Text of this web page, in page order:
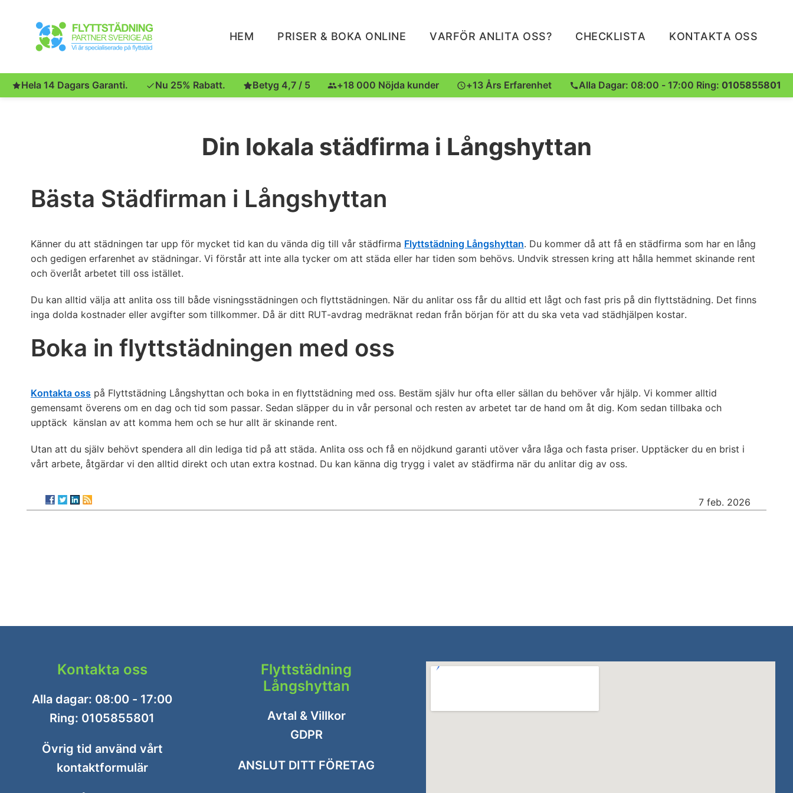
HEM PRISER & BOKA ONLINE VARFÖR ANLITA OSS? CHECKLISTA KONTAKTA OSS
Hela 14 Dagars Garanti. Nu 25% Rabatt. Betyg 4,7 / 5 +18 000 Nöjda kunder +13 Års Erfarenhet Alla Dagar: 08:00 - 17:00 Ring: 0105855801
Din lokala städfirma i Långshyttan
Bästa Städfirman i Långshyttan
Känner du att städningen tar upp för mycket tid kan du vända dig till vår städfirma Flyttstädning Långshyttan. Du kommer då att få en städfirma som har en lång
och gedigen erfarenhet av städningar. Vi förstår att inte alla tycker om att städa eller har tiden som behövs. Undvik stressen kring att hålla hemmet skinande rent
och överlåt arbetet till oss istället.
Du kan alltid välja att anlita oss till både visningsstädningen och flyttstädningen. När du anlitar oss får du alltid ett lågt och fast pris på din flyttstädning. Det finns
inga dolda kostnader eller avgifter som tillkommer. Då är ditt RUT-avdrag medräknat redan från början för att du ska veta vad städhjälpen kostar.
Boka in flyttstädningen med oss
Kontakta oss på Flyttstädning Långshyttan och boka in en flyttstädning med oss. Bestäm själv hur ofta eller sällan du behöver vår hjälp. Vi kommer alltid
gemensamt överens om en dag och tid som passar. Sedan släpper du in vår personal och resten av arbetet tar de hand om åt dig. Kom sedan tillbaka och
upptäck känslan av att komma hem och se hur allt är skinande rent.
Utan att du själv behövt spendera all din lediga tid på att städa. Anlita oss och få en nöjdkund garanti utöver våra låga och fasta priser. Upptäcker du en brist i
vårt arbete, åtgärdar vi den alltid direkt och utan extra kostnad. Du kan känna dig trygg i valet av städfirma när du anlitar dig av oss.
7 feb. 2026
Kontakta oss
Alla dagar: 08:00 - 17:00
Ring: 0105855801
Övrig tid använd vårt
kontaktformulär
Flyttstädning
Långshyttan
Avtal & Villkor
GDPR
ANSLUT DITT FÖRETAG